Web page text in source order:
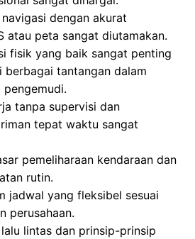
dengan akurat
atau peta sangat diutamakan.
fisik yang baik sangat penting
berbagai tantangan dalam
pengemudi.
tanpa supervisi dan
tepat waktu sangat
pemeliharaan kendaraan dan
rutin.
jadwal yang fleksibel sesuai
perusahaan.
lintas dan prinsip-prinsip